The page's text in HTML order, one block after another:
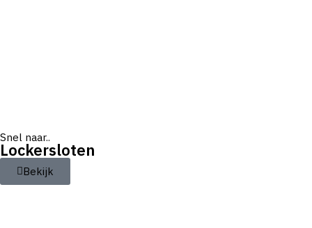
Snel naar..
Lockersloten
Bekijk